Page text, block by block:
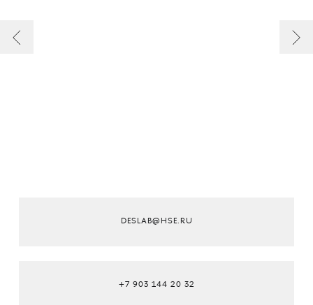
DESLAB@HSE.RU
+7 903 144 20 32